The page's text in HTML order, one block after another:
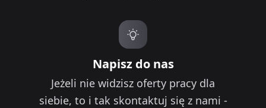
Napisz do nas
Jeżeli nie widzisz oferty pracy dla
siebie, to i tak skontaktuj się z nami -